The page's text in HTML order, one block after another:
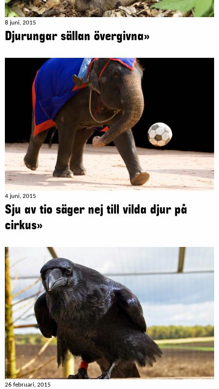
8 juni, 2015
Djurungar sällan övergivna»
4 juni, 2015
Sju av tio säger nej till vilda djur på
cirkus»
26 februari, 2015